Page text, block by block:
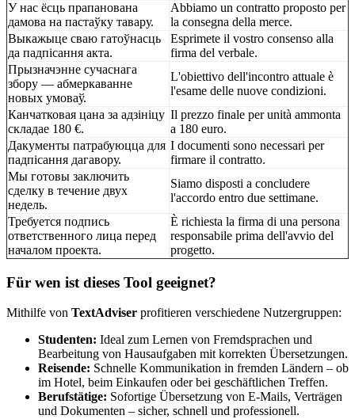
У нас ёсць прапанована
дамова на пастаўку тавару.
Abbiamo un contratto proposto per
la consegna della merce.
Выкажыце сваю гатоўнасць
да падпісання акта.
Esprimete il vostro consenso alla
firma del verbale.
Прызначэнне сучаснага
збору — абмеркаванне
новых умоваў.
L'obiettivo dell'incontro attuale è
l'esame delle nuove condizioni.
Канчатковая цана за адзініцу
складае 180 €.
Il prezzo finale per unità ammonta
a 180 euro.
Дакументы патрабуюцца для
падпісання дагавору.
I documenti sono necessari per
firmare il contratto.
Мы готовы заключить
сделку в течение двух
недель.
Siamo disposti a concludere
l'accordo entro due settimane.
Требуется подпись
ответственного лица перед
началом проекта.
È richiesta la firma di una persona
responsabile prima dell'avvio del
progetto.
Für wen ist dieses Tool geeignet?
Mithilfe von TextAdviser profitieren verschiedene Nutzergruppen:
Studenten: Ideal zum Lernen von Fremdsprachen und
Bearbeitung von Hausaufgaben mit korrekten Übersetzungen.
Reisende: Schnelle Kommunikation in fremden Ländern – ob
im Hotel, beim Einkaufen oder bei geschäftlichen Treffen.
Berufstätige: Sofortige Übersetzung von E-Mails, Verträgen
und Dokumenten – sicher, schnell und professionell.